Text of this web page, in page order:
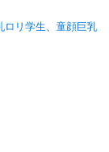
ロリ学生、童顔巨乳